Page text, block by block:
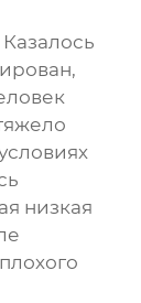
низкая